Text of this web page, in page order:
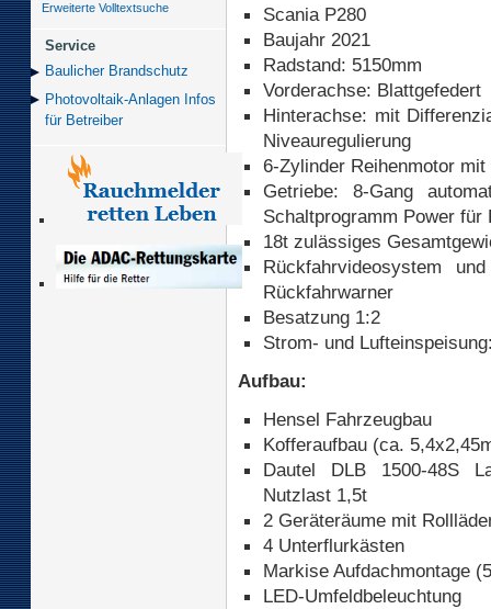
Erweiterte Volltextsuche
Service
Baulicher Brand­schutz
Photovoltaik-Anlagen Infos
für Betreiber
Scania P280
Baujahr 2021
Radstand: 5150mm
Vorderachse: Blattgefedert
Hinterachse: mit
Niveauregulierung
6-Zylinder Reihenmotor
Getriebe: 8-Gang
Schaltprogramm Power für
18t zulässiges
Rückfahrvideosystem
Rückfahrwarner
Besatzung 1:2
Strom- und
Aufbau:
Hensel Fahrzeugbau
Kofferaufbau (ca.
Dautel DLB 1500-48S
Nutzlast 1,5t
2 Geräteräume mit
4 Unterflurkästen
Markise Aufdachmontage
LED-Umfeldbeleuchtung